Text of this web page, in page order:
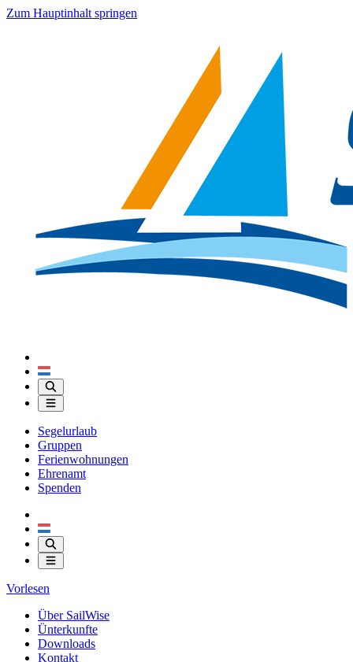
Zum Hauptinhalt springen
Segelurlaub
Gruppen
Ferienwohnungen
Ehrenamt
Spenden
Vorlesen
Über SailWise
Ünterkunfte
Downloads
Kontakt